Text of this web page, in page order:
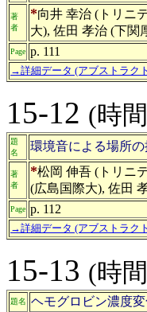
著
者
*向井 幸治 (トリニ
大), 佐田 孝治 (下関
Page p. 111
→詳細データ (アブストラク
15-12 (時
題
名
環境音による場所の
著
者
*松岡 伸吾 (トリニ
(広島国際大), 佐田
Page p. 112
→詳細データ (アブストラク
15-13 (時
題名 ヘモグロビン濃度